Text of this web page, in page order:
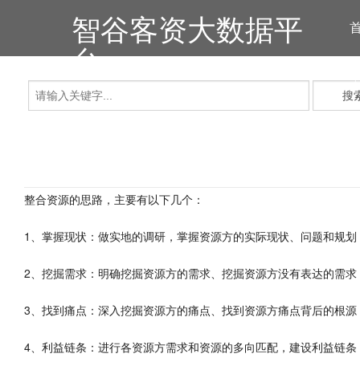
智谷客资大数据平
台
搜
整合资源的思路，主要有以下几个：
1、掌握现状：做实地的调研，掌握资源方的实际现状、问题和规划
2、挖掘需求：明确挖掘资源方的需求、挖掘资源方没有表达的需求
3、找到痛点：深入挖掘资源方的痛点、找到资源方痛点背后的根源
4、利益链条：进行各资源方需求和资源的多向匹配，建设利益链条